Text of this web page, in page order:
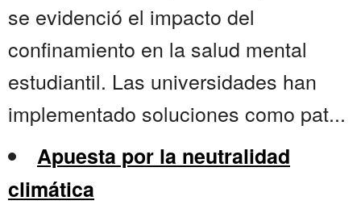
se evidenció el impacto del
confinamiento en la salud mental
estudiantil. Las universidades han
implementado soluciones como pat...
Apuesta por la neutralidad
climática